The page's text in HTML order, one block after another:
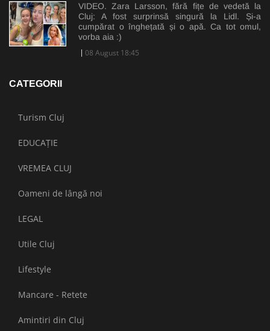
VIDEO. Zara Larsson, fără fițe de vedetă la
Cluj: A fost surprinsă singură la Lidl. Și-a
cumpărat o înghețată și o apă. Ca tot omul,
vorba aia :)
08 August 18:45
CATEGORII
Turism Cluj
EDUCAȚIE
VREMEA CLUJ
Oameni de lângă noi
LEGAL
Utile Cluj
Lifestyle
Mancare - Retete
Amintiri din Cluj